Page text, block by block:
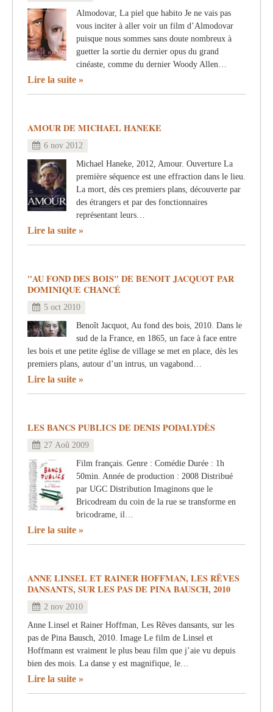
Almodovar, La piel que habito Je ne vais pas
vous inciter à aller voir un film d’Almodovar
puisque nous sommes sans doute nombreux à
guetter la sortie du dernier opus du grand
cinéaste, comme du dernier Woody Allen…
Lire la suite
AMOUR DE MICHAEL HANEKE
6 nov 2012
Michael Haneke, 2012, Amour. Ouverture La
première séquence est une effraction dans le lieu.
La mort, dès ces premiers plans, découverte par
des étrangers et par des fonctionnaires
représentant leurs…
Lire la suite
"AU FOND DES BOIS" DE BENOIT JACQUOT PAR
DOMINIQUE CHANCÉ
5 oct 2010
Benoît Jacquot, Au fond des bois, 2010. Dans le
sud de la France, en 1865, un face à face entre
les bois et une petite église de village se met en place, dès les
premiers plans, autour d’un intrus, un vagabond…
Lire la suite
LES BANCS PUBLICS DE DENIS PODALYDÈS
27 Aoû 2009
Film français. Genre : Comédie Durée : 1h
50min. Année de production : 2008 Distribué
par UGC Distribution Imaginons que le
Bricodream du coin de la rue se transforme en
bricodrame, il…
Lire la suite
ANNE LINSEL ET RAINER HOFFMAN, LES RÊVES
DANSANTS, SUR LES PAS DE PINA BAUSCH, 2010
2 nov 2010
Anne Linsel et Rainer Hoffman, Les Rêves dansants, sur les
pas de Pina Bausch, 2010. Image Le film de Linsel et
Hoffmann est vraiment le plus beau film que j’aie vu depuis
bien des mois. La danse y est magnifique, le…
Lire la suite